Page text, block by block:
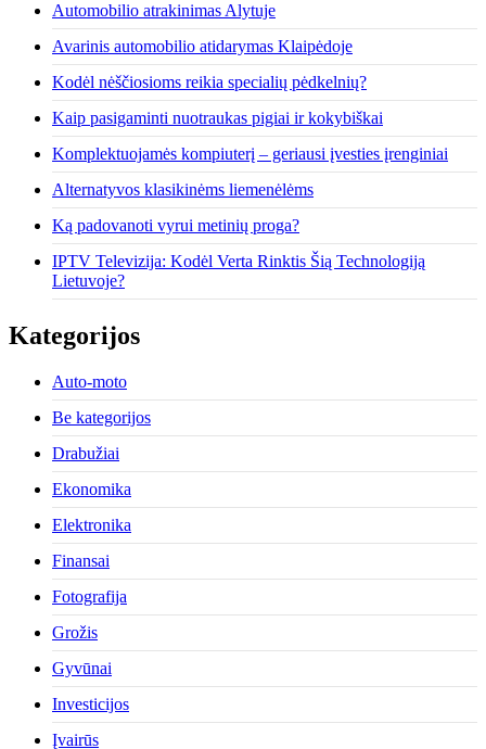
Automobilio atrakinimas Alytuje
Avarinis automobilio atidarymas Klaipėdoje
Kodėl nėščiosioms reikia specialių pėdkelnių?
Kaip pasigaminti nuotraukas pigiai ir kokybiškai
Komplektuojamės kompiuterį – geriausi įvesties įrenginiai
Alternatyvos klasikinėms liemenėlėms
Ką padovanoti vyrui metinių proga?
IPTV Televizija: Kodėl Verta Rinktis Šią Technologiją
Lietuvoje?
Kategorijos
Auto-moto
Be kategorijos
Drabužiai
Ekonomika
Elektronika
Finansai
Fotografija
Grožis
Gyvūnai
Investicijos
Įvairūs